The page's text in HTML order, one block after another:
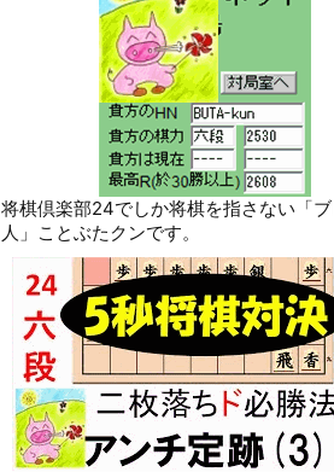
将棋倶楽部24でしか将棋を指さない「
人」ことぶたクンです。